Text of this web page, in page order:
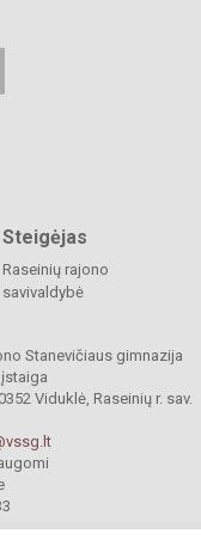
Steigėjas
Raseinių rajono
savivaldybė
Stanevičiaus gimnazija
Viduklė, Raseinių r. sav.